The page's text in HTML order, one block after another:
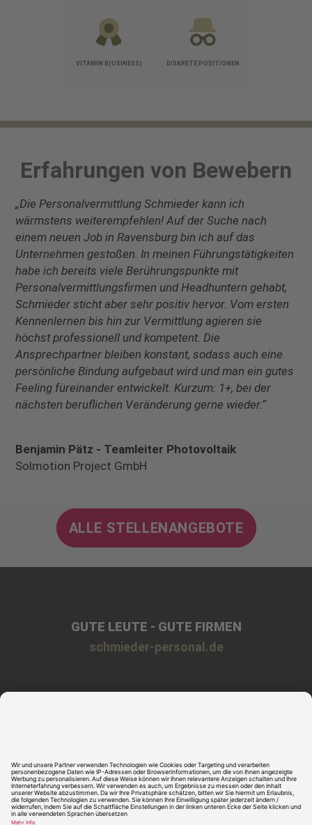
VITAMIN B(USINESS) DISKRETE POSITIONEN
Erfahrungen von Bewebern
„Die Personalvermittlung Schmieder kann ich
wärmstens weiterempfehlen! Auf der Suche nach
einem neuen Job in Ravensburg bin ich auf das
Unternehmen gestoßen. In meinen Führungstätigkeiten
habe ich bereits viele Berührungspunkte mit
Personalvermittlungsfirmen und Headhuntern gehabt,
Schmieder sticht aber sehr positiv hervor. Vom ersten
Kennenlernen bis hin zur Vermittlung agieren sie
höchst professionell und kompetent. Die
Ansprechpartner bleiben konstant, sodass auch eine
persönliche Bindung aufgebaut wird und man ein gutes
Feeling füreinander entwickelt. Kurzum: 1+, bei der
nächsten beruflichen Veränderung gerne wieder.“
Benjamin Pätz - Teamleiter Photovoltaik
Solmotion Project GmbH
ALLE STELLENANGEBOTE
GUTE LEUTE - GUTE FIRMEN
schmieder-personal.de
ImpressumDatenschutz